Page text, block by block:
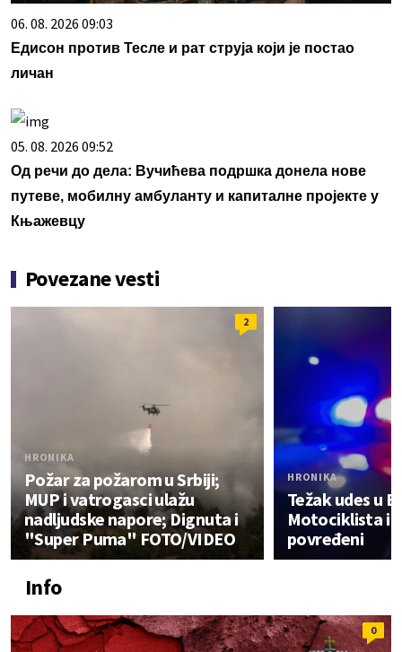
06. 08. 2026 09:03
Едисон против Тесле и рат струја који је постао
личан
05. 08. 2026 09:52
Од речи до дела: Вучићева подршка донела нове
путеве, мобилну амбуланту и капиталне пројекте у
Књажевцу
Povezane vesti
2
HRONIKA
Požar za požarom u Srbiji;
MUP i vatrogasci ulažu
nadljudske napore; Dignuta i
"Super Puma" FOTO/VIDEO
HRONIKA
Težak udes u
Motociklista i
povređeni
Info
0